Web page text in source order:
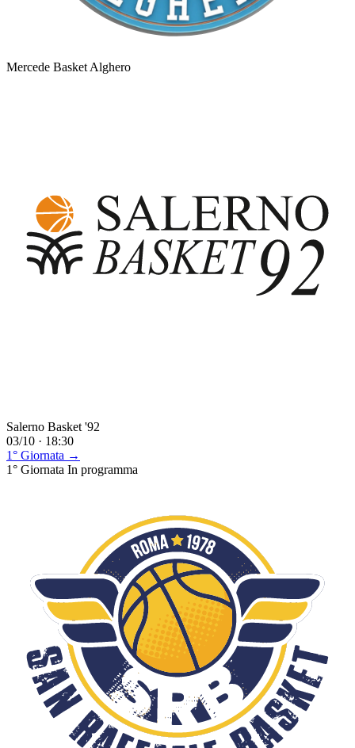
Mercede Basket Alghero
Salerno Basket '92
03/10 · 18:30
1° Giornata →
1° Giornata In programma